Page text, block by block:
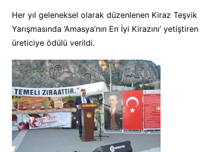
Her yıl geleneksel olarak düzenlenen Kiraz Teşvik
Yarışmasında ‘Amasya’nın En İyi Kirazını’ yetiştiren
üreticiye ödülü verildi.